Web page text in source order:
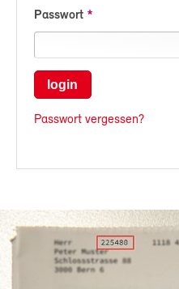
Passwort
login
Passwort vergessen?